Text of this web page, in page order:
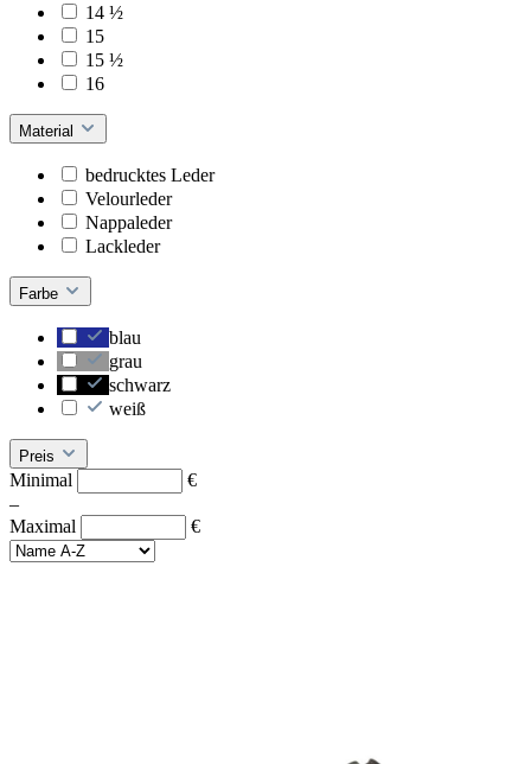
14 ½
15
15 ½
16
Material
bedrucktes Leder
Velourleder
Nappaleder
Lackleder
Farbe
blau
grau
schwarz
weiß
Preis
Minimal
€
–
Maximal
€